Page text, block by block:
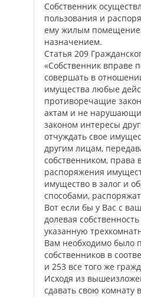
Собственник
пользования и
ему жилым
назначением.
Статья 209
«Собственник вправе
совершать в
имущества любые
противоречащие
актам и не
законом интересы
отчуждать свое
другим лицам,
собственником, права
распоряжения
имущество в залог и
способами,
Вот если бы у Вас с
долевая
указанную
Вам необходимо было
собственников в
и 253 все того же
Исходя из
сдавать свою комнату